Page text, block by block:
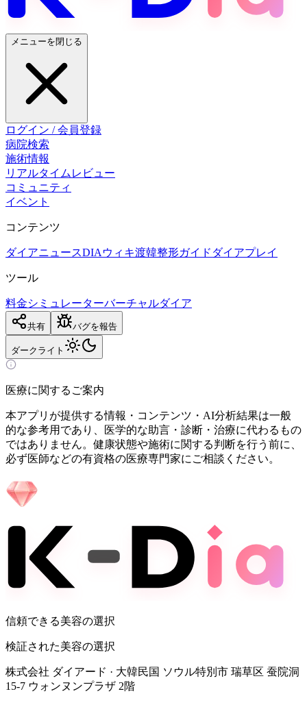
メニューを閉じる
ログイン / 会員登録
病院検索
施術情報
リアルタイムレビュー
コミュニティ
イベント
コンテンツ
ダイアニュースDIAウィキ渡韓整形ガイド ダイアプレイ
ツール
料金シミュレーターバーチャルダイア
共有 バグを報告
ダーク ライト
医療に関するご案内
本アプリが提供する情報・コンテンツ・AI分析結果は一般
的な参考用であり、医学的な助言・診断・治療に代わるもの
ではありません。健康状態や施術に関する判断を行う前に、
必ず医師などの有資格の医療専門家にご相談ください。
信頼できる美容の選択
検証された美容の選択
株式会社 ダイアード · 大韓民国 ソウル特別市 瑞草区 蚕院洞
15-7 ウォンヌンプラザ 2階